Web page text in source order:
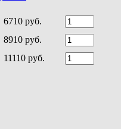
6710 руб.
8910 руб.
11110 руб.